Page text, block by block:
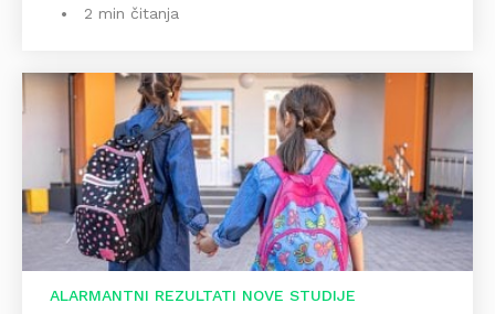
2 min čitanja
ALARMANTNI REZULTATI NOVE STUDIJE